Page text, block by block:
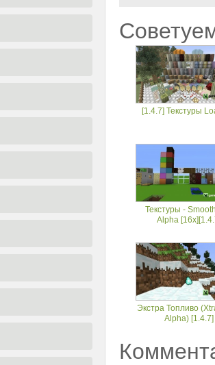
[1.4.7] Текстуры
Текстуры -
Alpha
Экстра Топливо
Alpha) [1.4.7]